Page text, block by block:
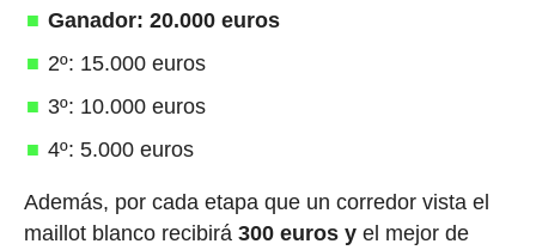
Ganador: 20.000 euros
2º: 15.000 euros
3º: 10.000 euros
4º: 5.000 euros
Además, por cada etapa que un corredor vista el
maillot blanco recibirá 300 euros y el mejor de